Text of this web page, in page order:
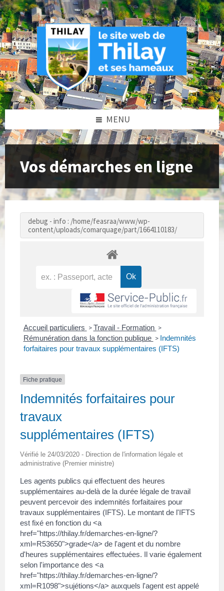
Skip
to
content
Skip
to
left
sidebar
Skip
to
footer
MENU
Vos démarches en ligne
debug - info : /home/feasraa/www/wp-
content/uploads/comarquage/part/1664110183/
Accueil particuliers > Travail - Formation >
Rémunération dans la fonction publique > Indemnités
forfaitaires pour travaux supplémentaires (IFTS)
Fiche pratique
Indemnités forfaitaires pour
travaux
supplémentaires (IFTS)
Vérifié le 24/03/2020 - Direction de l'information légale et
administrative (Premier ministre)
Les agents publics qui effectuent des heures
supplémentaires au-delà de la durée légale de travail
peuvent percevoir des indemnités forfaitaires pour
travaux supplémentaires (IFTS). Le montant de l'IFTS
est fixé en fonction du <a
href="https://thilay.fr/demarches-en-ligne/?
xml=R53650">grade</a> de l'agent et du nombre
d'heures supplémentaires effectuées. Il varie également
selon l'importance des <a
href="https://thilay.fr/demarches-en-ligne/?
xml=R1098">sujétions</a> auxquels l'agent est appelé